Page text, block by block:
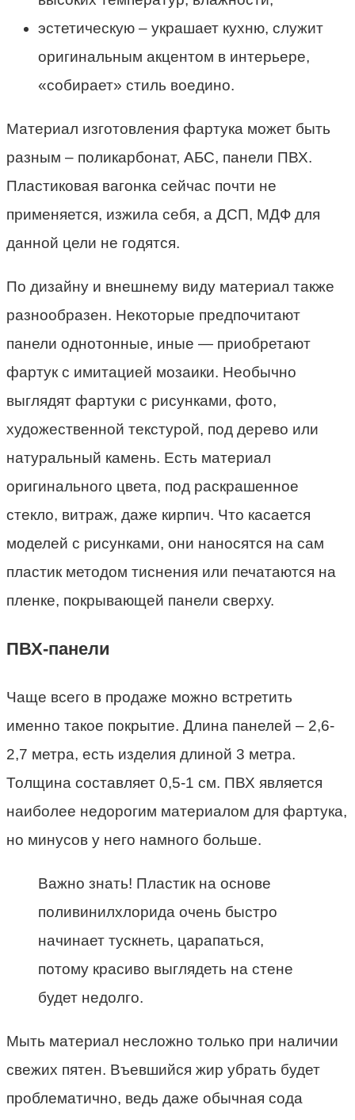
эстетическую – украшает кухню, служит
оригинальным акцентом в интерьере,
«собирает» стиль воедино.
Материал изготовления фартука может быть
разным – поликарбонат, АБС, панели ПВХ.
Пластиковая вагонка сейчас почти не
применяется, изжила себя, а ДСП, МДФ для
данной цели не годятся.
По дизайну и внешнему виду материал также
разнообразен. Некоторые предпочитают
панели однотонные, иные — приобретают
фартук с имитацией мозаики. Необычно
выглядят фартуки с рисунками, фото,
художественной текстурой, под дерево или
натуральный камень. Есть материал
оригинального цвета, под раскрашенное
стекло, витраж, даже кирпич. Что касается
моделей с рисунками, они наносятся на сам
пластик методом тиснения или печатаются на
пленке, покрывающей панели сверху.
ПВХ-панели
Чаще всего в продаже можно встретить
именно такое покрытие. Длина панелей – 2,6-
2,7 метра, есть изделия длиной 3 метра.
Толщина составляет 0,5-1 см. ПВХ является
наиболее недорогим материалом для фартука,
но минусов у него намного больше.
Важно знать! Пластик на основе
поливинилхлорида очень быстро
начинает тускнеть, царапаться,
потому красиво выглядеть на стене
будет недолго.
Мыть материал несложно только при наличии
свежих пятен. Въевшийся жир убрать будет
проблематично, ведь даже обычная сода